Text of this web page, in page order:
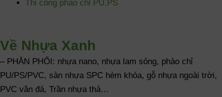
Thi công phào chỉ PU,PS
Về Nhựa Xanh
– PHÂN PHỐI: nhựa nano, nhựa lam sóng, phào chỉ
PU/PS/PVC, sàn nhựa SPC hèm khóa, gỗ nhựa ngoài trời,
PVC vân đá, Trần nhựa thả…